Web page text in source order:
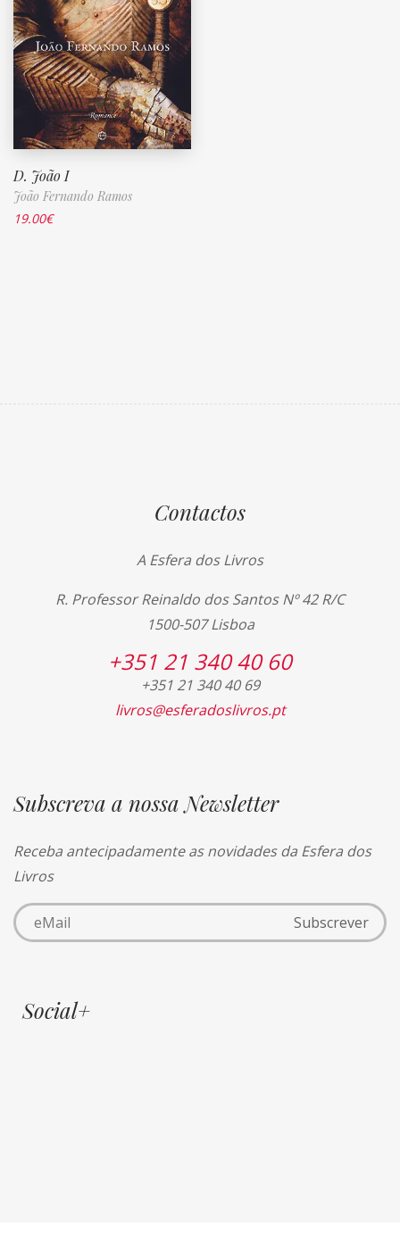
D. João I
João Fernando Ramos
19.00€
Contactos
A Esfera dos Livros
R. Professor Reinaldo dos Santos Nº 42 R/C
1500-507 Lisboa
+351 21 340 40 60
+351 21 340 40 69
livros@esferadoslivros.pt
Subscreva a nossa Newsletter
Receba antecipadamente as novidades da Esfera dos
Livros
Social+